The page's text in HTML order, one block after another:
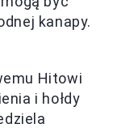
kanapy.
Hitowi
i hołdy